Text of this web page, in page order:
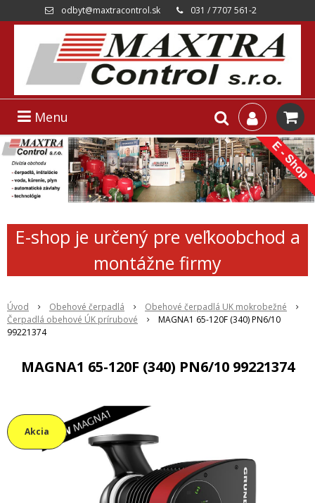
odbyt@maxtracontrol.sk 031 / 7707 561-2
Menu
E-shop je určený pre veľkoobchod a
montážne firmy
Úvod Obehové čerpadlá
Obehové čerpadlá UK mokrobežné
Čerpadlá obehové ÚK prírubové
MAGNA1 65-120F (340) PN6/10
99221374
MAGNA1 65-120F (340) PN6/10 99221374
Akcia